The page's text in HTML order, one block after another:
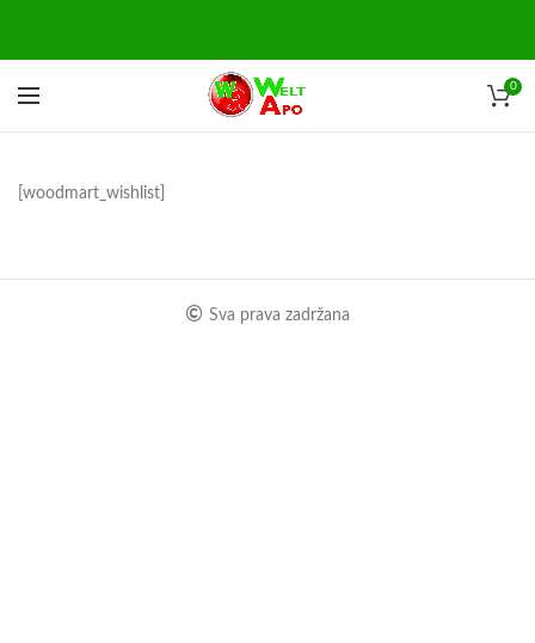
0
[woodmart_wishlist]
Sva prava zadržana